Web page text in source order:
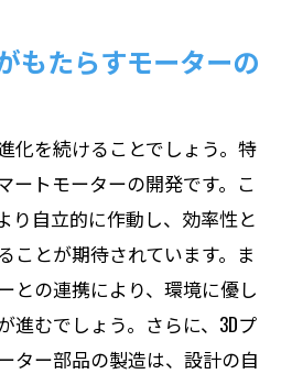
もたらすモーターの
化を続けることでしょう。特
ートモーターの開発です。こ
り自立的に作動し、効率性と
ことが期待されています。ま
との連携により、環境に優し
進むでしょう。さらに、3Dプ
ター部品の製造は、設計の自